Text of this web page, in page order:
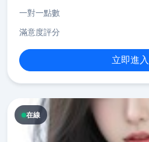
一對一點數
滿意度評分
立即進入
在線